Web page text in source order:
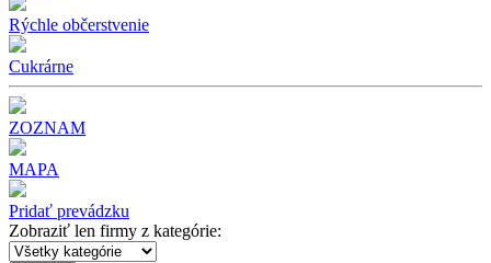
Rýchle občerstvenie
Cukrárne
ZOZNAM
MAPA
Pridať prevádzku
Zobraziť len firmy z kategórie: